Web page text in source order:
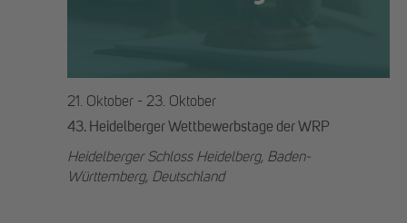
43. Heidelberger Wettbewerbstage der WRP
21. Oktober- 23. Oktober
Heidelberger Schloss Heidelberg, Baden-
Württemberg, Deutschland